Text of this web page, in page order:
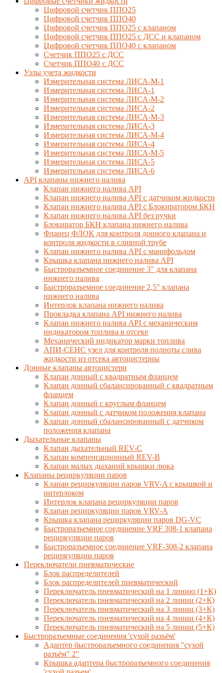
Цифровой счетчик ППО25
Цифровой счетчик ППО40
Цифровой счетчик ППО25 с клапаном
Цифровой счетчик ППО25 с ДСС и клапаном
Цифровой счетчик ППО40 с клапаном
Счетчик ППО25 с ДСС
Счетчик ППО40 с ДСС
Узлы учета жидкости
Измерительная система ЛИСА-М-1
Измерительная система ЛИСА-1
Измерительная система ЛИСА-М-2
Измерительная система ЛИСА-2
Измерительная система ЛИСА-М-3
Измерительная система ЛИСА-3
Измерительная система ЛИСА-М-4
Измерительная система ЛИСА-4
Измерительная система ЛИСА-М-5
Измерительная система ЛИСА-5
Измерительная система ЛИСА-6
API клапаны нижнего налива
Клапан нижнего налива API
Клапан нижнего налива API с датчиком жидкости
Клапан нижнего налива API с Блокиратором БКН
Клапан нижнего налива API без ручки
Блокиратор БКН клапана нижнего налива
Фланец ФЛОК для контроля донного клапана и
контроля жидкости в сливной трубе
Клапан нижнего налива API с манифольдом
Крышка клапана нижнего налива API
Быстроразъемное соединение 3" для клапана
нижнего налива
Быстроразъемное соединение 2,5" клапана
нижнего налива
Интерлок клапана нижнего налива
Прокладка клапана API нижнего налива
Клапан нижнего налива API с механическим
индикатором топлива в отсеке
Механический индикатор марки топлива
АПИ-СЕНС узел для контроля полноты слива
жидкости из отсека автоцистерны
Донные клапаны автоцистерн
Клапан донный с квадратным фланцем
Клапан донный сбалансированный с квадратным
фланцем
Клапан донный с круглым фланцем
Клапан донный с датчиком положения клапана
Клапан донный сбалансированный с датчиком
положения клапана
Дыхательные клапаны
Клапан дыхательный REV-C
Клапан компенсационный REV-B
Клапан малых дыханий крышки люка
Клапаны рециркуляции паров
Клапан рециркуляции паров VRV-A с крышкой и
интерлоком
Интерлок клапана рециркуляции паров
Клапан рециркуляции паров VRV-A
Крышка клапана рециркуляции паров DG-VC
Быстроразъемное соединение VRF 308-1 клапана
рециркуляции паров
Быстроразъемное соединение VRF-308-2 клапана
рециркуляции паров
Переключатели пневматические
Блок распределителей
Блок распределителей пневматический
Переключатель пневматический на 1 линию (1+К)
Переключатель пневматический на 2 линии (2+К)
Переключатель пневматический на 3 линии (3+К)
Переключатель пневматический на 4 линии (4+К)
Переключатель пневматический на 5 линии (5+К)
Быстроразъемные соединения 'сухой разъём'
Адаптер быстроразъемного соединения "сухой
разъём" 2"
Крышка адаптера быстроразъемного соединения